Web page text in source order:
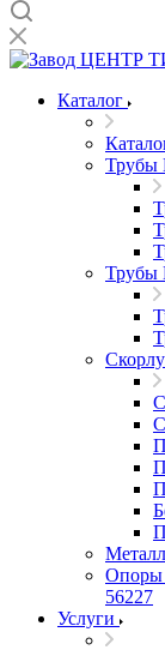
Каталог
Опоры
56227
Услуги